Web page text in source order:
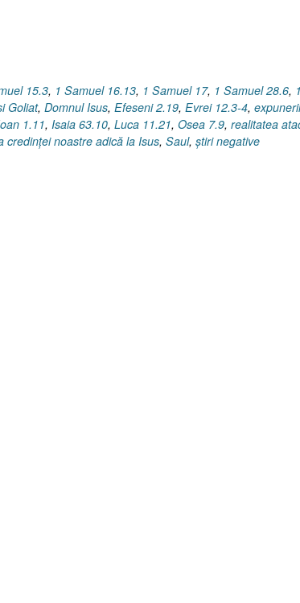
15.3, 1 Samuel 16.13, 1 Samuel 17, 1 Samuel 28.6,
Goliat, Domnul Isus, Efeseni 2.19, Evrei 12.3-4,
1.11, Isaia 63.10, Luca 11.21, Osea 7.9, realitatea
credinţei noastre adică la Isus, Saul, ştiri negative